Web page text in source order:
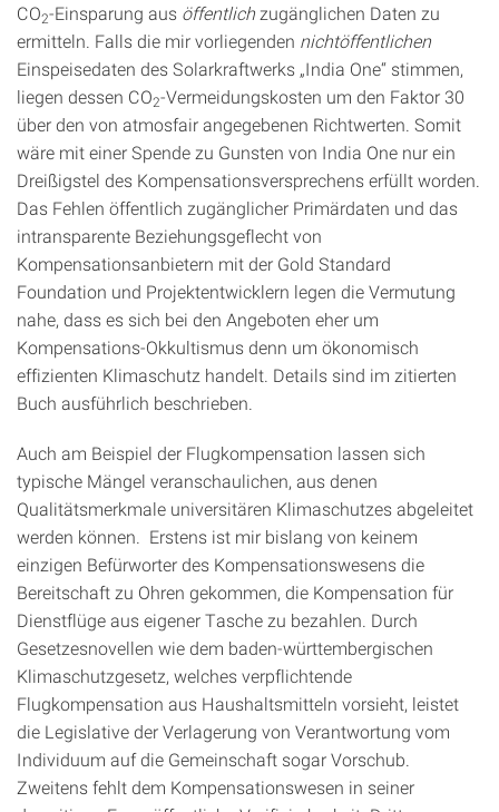
CO2-Einsparung aus öffentlich zugänglichen Daten zu
ermitteln. Falls die mir vorliegenden nichtöffentlichen
Einspeisedaten des Solarkraftwerks „India One“ stimmen,
liegen dessen CO2-Vermeidungskosten um den Faktor 30
über den von atmosfair angegebenen Richtwerten. Somit
wäre mit einer Spende zu Gunsten von India One nur ein
Dreißigstel des Kompensationsversprechens erfüllt worden.
Das Fehlen öffentlich zugänglicher Primärdaten und das
intransparente Beziehungsgeflecht von
Kompensationsanbietern mit der Gold Standard
Foundation und Projektentwicklern legen die Vermutung
nahe, dass es sich bei den Angeboten eher um
Kompensations-Okkultismus denn um ökonomisch
effizienten Klimaschutz handelt. Details sind im zitierten
Buch ausführlich beschrieben.
Auch am Beispiel der Flugkompensation lassen sich
typische Mängel veranschaulichen, aus denen
Qualitätsmerkmale universitären Klimaschutzes abgeleitet
werden können. Erstens ist mir bislang von keinem
einzigen Befürworter des Kompensationswesens die
Bereitschaft zu Ohren gekommen, die Kompensation für
Dienstflüge aus eigener Tasche zu bezahlen. Durch
Gesetzesnovellen wie dem baden-württembergischen
Klimaschutzgesetz, welches verpflichtende
Flugkompensation aus Haushaltsmitteln vorsieht, leistet
die Legislative der Verlagerung von Verantwortung vom
Individuum auf die Gemeinschaft sogar Vorschub.
Zweitens fehlt dem Kompensationswesen in seiner